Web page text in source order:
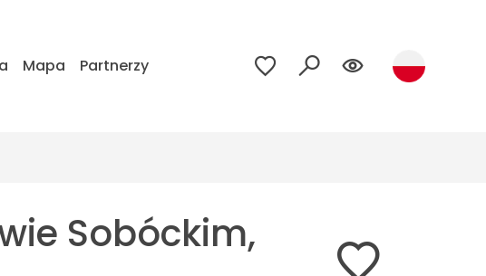
Mapa Partnerzy
Sobóckim,